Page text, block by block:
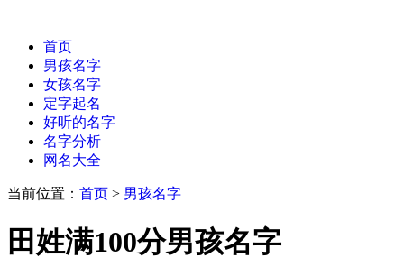
首页
男孩名字
女孩名字
定字起名
好听的名字
名字分析
网名大全
当前位置： 首页 > 男孩名字
田姓满100分男孩名字